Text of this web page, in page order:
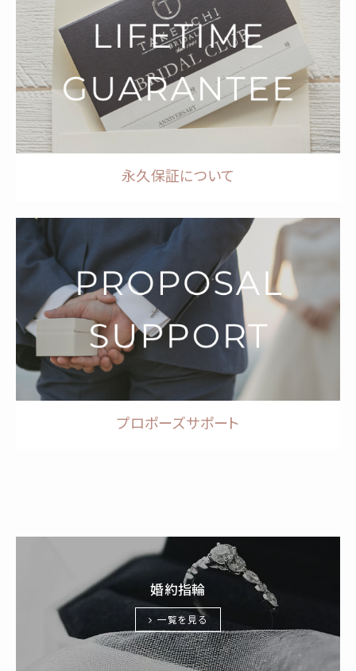
永久保証について
プロポーズサポート
婚約指輪
一覧を見る